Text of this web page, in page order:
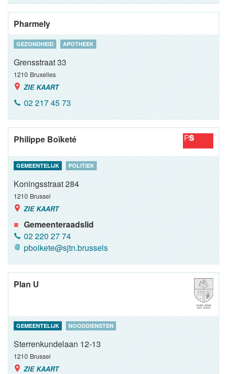
Pharmely
GEZONDHEID APOTHEEK
Grensstraat 33
1210 Bruxelles
ZIE KAART
02 217 45 73
Philippe Boïketé
GEMEENTELIJK POLITIEK
Koningsstraat 284
1210 Brussel
ZIE KAART
Gemeenteraadslid
02 220 27 74
pboikete@sjtn.brussels
Plan U
GEMEENTELIJK NOODDIENSTEN
Sterrenkundelaan 12-13
1210 Brussel
ZIE KAART